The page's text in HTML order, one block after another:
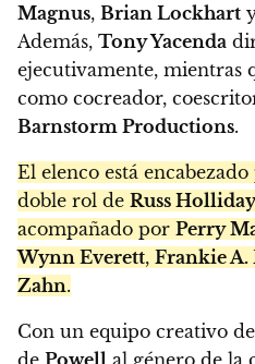
Magnus, Brian Lockhart
Además, Tony Yacenda
ejecutivamente, mientras
como cocreador,
Barnstorm Productions.
El elenco está
doble rol de Russ Holliday
acompañado por Perry
Wynn Everett, Frankie A.
Zahn.
Con un equipo creativo
de Powell al género de la